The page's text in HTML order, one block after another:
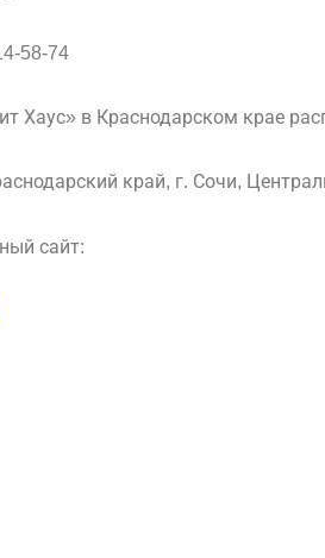
58-74
Хаус» в Краснодарском крае
край, г. Сочи,
сайт: